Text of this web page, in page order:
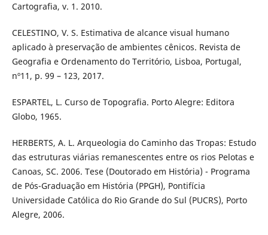
Cartografia, v. 1. 2010.
CELESTINO, V. S. Estimativa de alcance visual humano
aplicado à preservação de ambientes cênicos. Revista de
Geografia e Ordenamento do Território, Lisboa, Portugal,
nº11, p. 99 – 123, 2017.
ESPARTEL, L. Curso de Topografia. Porto Alegre: Editora
Globo, 1965.
HERBERTS, A. L. Arqueologia do Caminho das Tropas: Estudo
das estruturas viárias remanescentes entre os rios Pelotas e
Canoas, SC. 2006. Tese (Doutorado em História) - Programa
de Pós-Graduação em História (PPGH), Pontifícia
Universidade Católica do Rio Grande do Sul (PUCRS), Porto
Alegre, 2006.